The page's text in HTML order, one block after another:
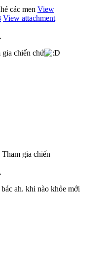
các men View
View attachment
gia chiến chứ
gia chiến
ah. khi nào khỏe mới